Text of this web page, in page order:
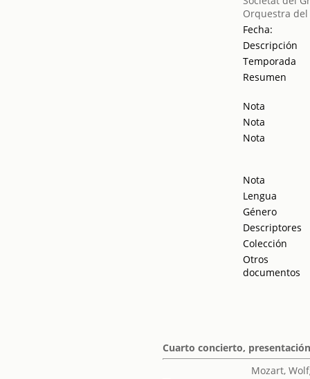
Orquestra
Fecha:
Descripción
Temporada
Resumen
Nota
Nota
Nota
Nota
Lengua
Género
Descriptores
Colección
Otros
documentos
Cuarto concierto,
Mozart,